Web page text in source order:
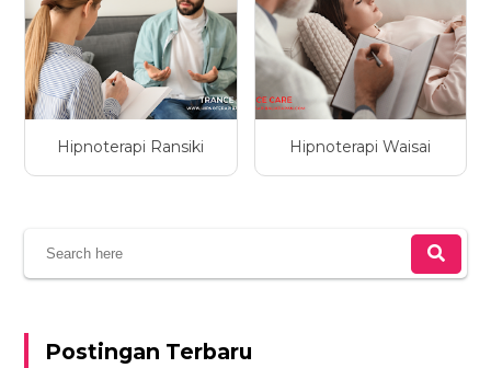
Hipnoterapi Ransiki Hipnoterapi Waisai
Postingan Terbaru